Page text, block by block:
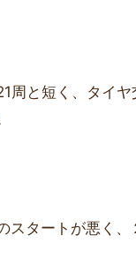
周と短く、タイ
スタートが悪く